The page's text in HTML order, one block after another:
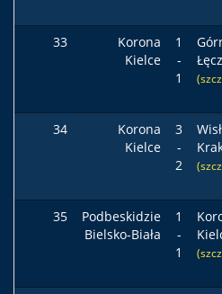
33
Korona
Kielce
1
-
1
34
Korona
Kielce
3
-
2
35
Podbeskidzie
Bielsko-Biała
1
-
1